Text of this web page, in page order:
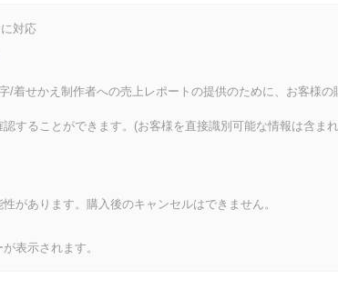
対応
/着せかえ制作者への売上レポートの提供のために、お客様の
することができます。(お客様を直接識別可能な情報は含ま
があります。購入後のキャンセルはできません。
表示されます。